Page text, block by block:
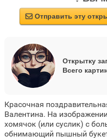
 Отправить эту
Открытку
Всего
Красочная
Валентина. На
хомячок (или суслик) с
обнимающий пышный